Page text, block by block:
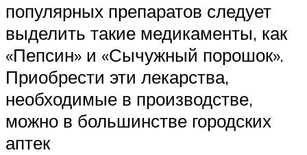
популярных препаратов следует
выделить такие медикаменты, как
«Пепсин» и «Сычужный порошок».
Приобрести эти лекарства,
необходимые в производстве,
можно в большинстве городских
аптек